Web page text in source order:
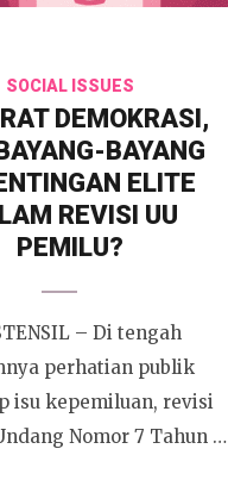
SOCIAL ISSUES
DEMOKRASI,
BAYANG
ELITE
REVISI UU
PEMILU?
– Di tengah
perhatian publik
isu kepemiluan, revisi
Nomor 7 Tahun …